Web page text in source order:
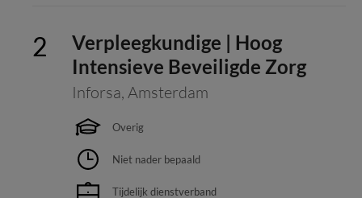
Verpleegkundige | Hoog
Intensieve Beveiligde Zorg
Inforsa, Amsterdam
Overig
Niet nader bepaald
Tijdelijk dienstverband